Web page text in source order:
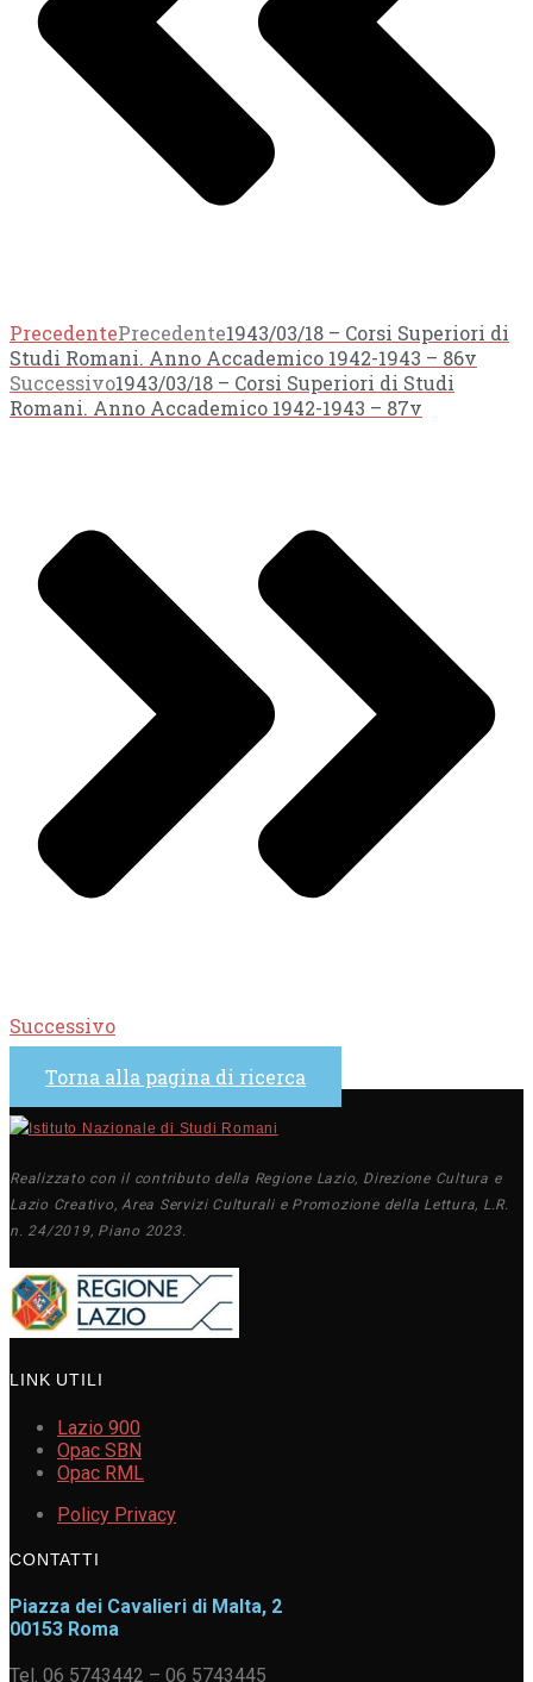
PrecedentePrecedente1943/03/18 – Corsi Superiori di
Studi Romani. Anno Accademico 1942-1943 – 86v
Successivo1943/03/18 – Corsi Superiori di Studi
Romani. Anno Accademico 1942-1943 – 87v
Successivo
Torna alla pagina di ricerca
Realizzato con il contributo della Regione Lazio, Direzione Cultura e
Lazio Creativo, Area Servizi Culturali e Promozione della Lettura, L.R.
n. 24/2019, Piano 2023.
LINK UTILI
Lazio 900
Opac SBN
Opac RML
Policy Privacy
CONTATTI
Piazza dei Cavalieri di Malta, 2
00153 Roma
Tel. 06 5743442 – 06 5743445